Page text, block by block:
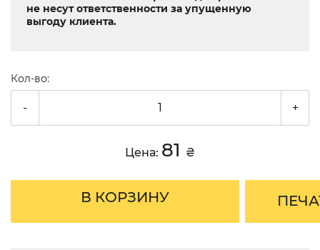
не несут ответственности за упущенную
выгоду клиента.
Кол-во:
- +
Цена: 81 ₴
В КОРЗИНУ